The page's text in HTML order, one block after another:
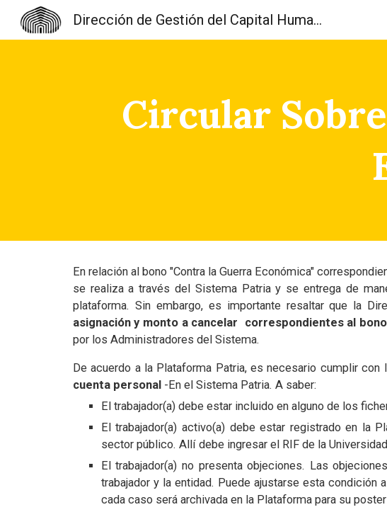
Skip to main
Dirección de Gestión del Capital Humano
Circular
En relación al bono "Contra la Guerra Económica"
se realiza a través del Sistema Patria y se entrega de
plataforma. Sin embargo, es importante resaltar que la
asignación y monto a cancelar correspondientes al
por los Administradores del Sistema.
De acuerdo a la Plataforma Patria, es necesario cumplir
cuenta personal-En el Sistema Patria. A saber:
El trabajador(a) debe estar incluido en alguno de los
El trabajador(a) activo(a) debe estar registrado en la
sector público. Allí debe ingresar el RIF de la
El trabajador(a) no presenta objeciones. Las
trabajador y la entidad. Puede ajustarse esta condición
cada caso será archivada en la Plataforma para su